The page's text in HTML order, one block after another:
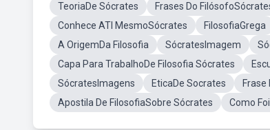
TeoriaDe Sócrates
Frases Do
Conhece ATI MesmoSócrates
FilosofiaGrega
A OrigemDa Filosofia
SócratesImagem
Capa Para TrabalhoDe Filosofia Sócrates
SócratesImagens
EticaDe Socrates Frase
Apostila De FilosofiaSobre Sócrates
Como